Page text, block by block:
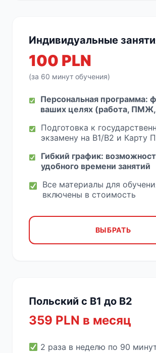
Индивидуальные
100 PLN
(за 60 минут обучения)
Персональная программа:
ваших целях (работа, ПМЖ,
Подготовка к
экзамену на B1/B2 и Карту
Гибкий график:
удобного времени занятий
Все материалы для
включены в стоимость
ВЫБРАТЬ
Польский с B1 до B2
359 PLN в месяц
2 раза в неделю по 90